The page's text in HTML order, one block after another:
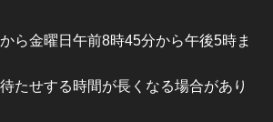
ら金曜日午前8時45分から午後5時ま
たせする時間が長くなる場合があり